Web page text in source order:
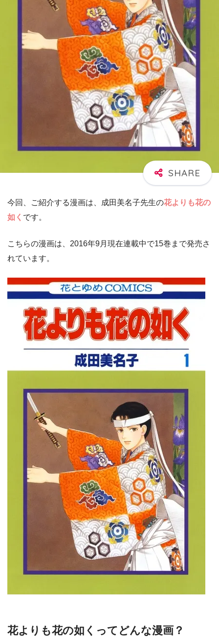
今回、ご紹介する漫画は、成田美名子先生の花よりも花の
如く です。
こちらの漫画は、2016年9月現在連載中で15巻まで発売さ
れています。
花よりも花の如くってどんな漫画？